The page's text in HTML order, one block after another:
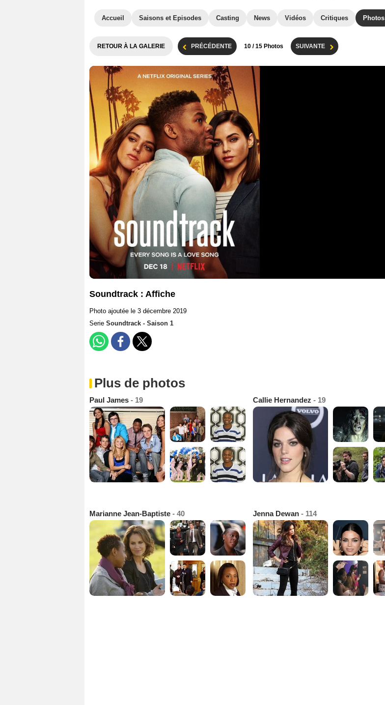
Accueil Saisons et Episodes Casting News Vidéos Critiques Photos
RETOUR À LA GALERIE PRÉCÉDENTE 10 / 15 Photos SUIVANTE
Soundtrack : Affiche
Photo ajoutée le 3 décembre 2019
Serie Soundtrack - Saison 1
Plus de photos
Paul James - 19 Callie Hernandez - 19
Marianne Jean-Baptiste - 40 Jenna Dewan - 114